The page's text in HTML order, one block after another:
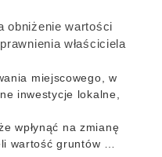
obniżenie wartości
właściciela
miejscowego, w
inwestycje lokalne,
wpłynąć na zmianę
wartość gruntów …